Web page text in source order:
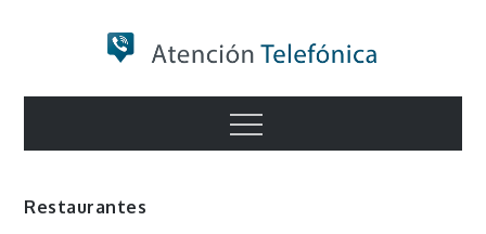
Numero de
Información
Menu
Restaurantes